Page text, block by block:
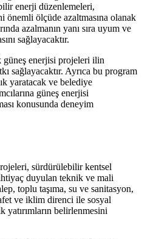
enerji düzenlemeleri,
ölçüde azaltmasına olanak
azalmanın yanı sıra uyum ve
sağlayacaktır.
güneş enerjisi projeleri ilin
sağlayacaktır. Ayrıca bu program
yaratacak ve belediye
güneş enerjisi
konusunda deneyim
sürdürülebilir kentsel
duyulan teknik ve mali
toplu taşıma, su ve sanitasyon,
ve iklim direnci ile sosyal
yatırımların belirlenmesini